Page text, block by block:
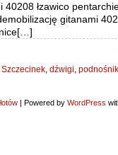
łzawico
gitanami
, dźwigi,
| Powered by WordPress